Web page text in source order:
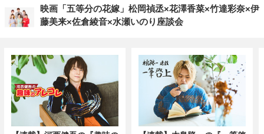
映画「五等分の花嫁」松岡禎丞×花澤香菜×竹達彩奈×伊
藤美来×佐倉綾音×水瀬いのり座談会